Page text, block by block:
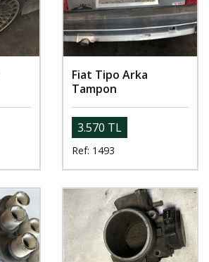
Fiat Tipo Arka
Tampon
3.570 TL
Ref: 1493